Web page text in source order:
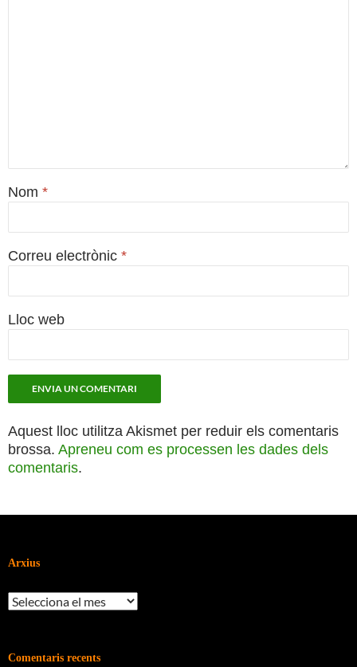
Nom *
Correu electrònic *
Lloc web
Aquest lloc utilitza Akismet per reduir els comentaris
brossa. Apreneu com es processen les dades dels
comentaris.
Arxius
Arxius
Comentaris recents